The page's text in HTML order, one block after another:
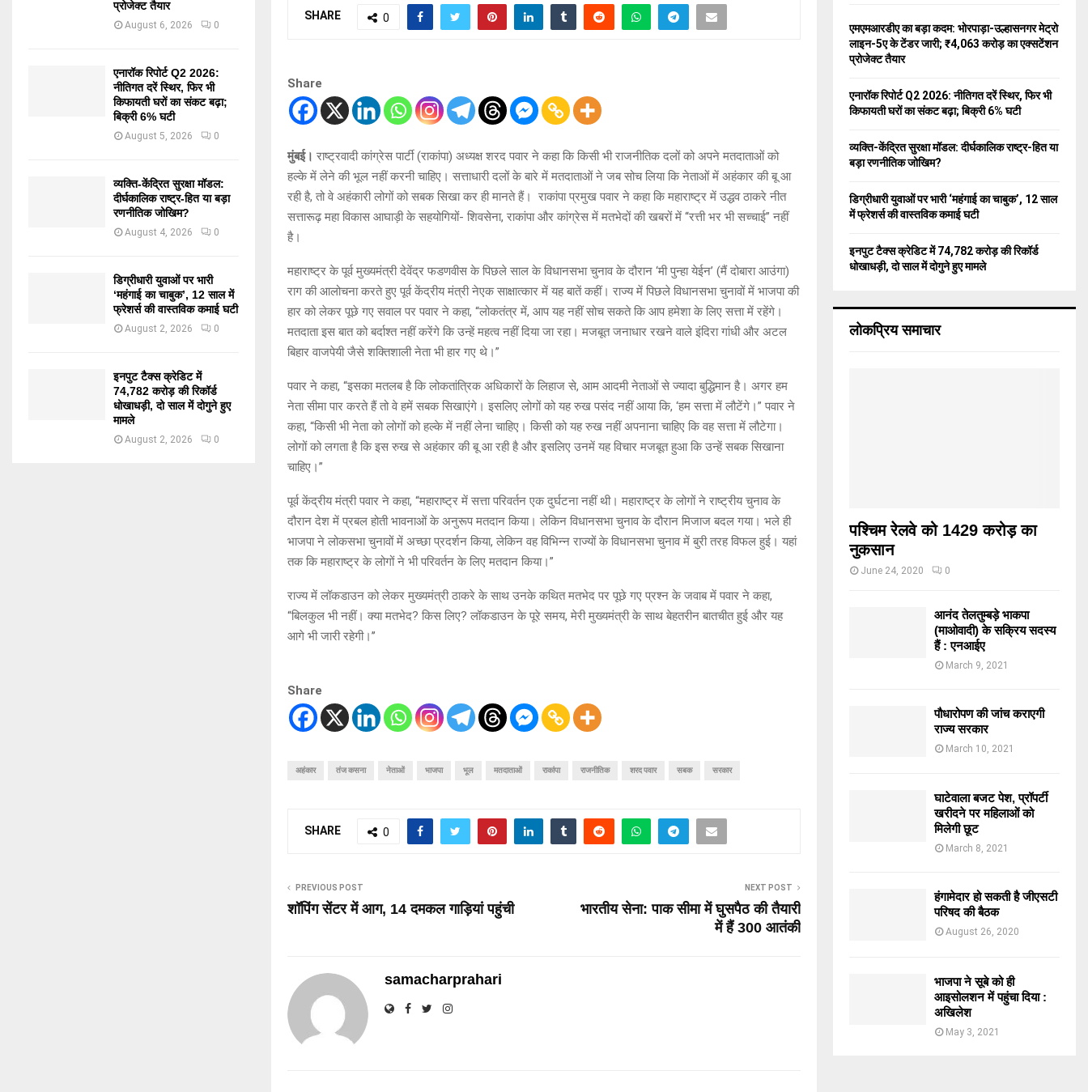
SHARE 0
Share
मुंबई। राष्ट्रवादी कांग्रेस पार्टी (राकांपा) अध्यक्ष शरद पवार ने कहा कि किसी भी राजनीतिक दलों को अपने मतदाताओं को
हल्के में लेने की भूल नहीं करनी चाहिए। सत्ताधारी दलों के बारे में मतदाताओं ने जब सोच लिया कि नेताओं में अहंकार की बू आ
रही है, तो वे अहंकारी लोगों को सबक सिखा कर ही मानते हैं। राकांपा प्रमुख पवार ने कहा कि महाराष्ट्र में उद्धव ठाकरे नीत
सत्तारूढ़ महा विकास आघाड़ी के सहयोगियों- शिवसेना, राकांपा और कांग्रेस में मतभेदों की खबरों में ‘‘रत्ती भर भी सच्चाई” नहीं
है।
महाराष्ट्र के पूर्व मुख्यमंत्री देवेंद्र फडणवीस के पिछले साल के विधानसभा चुनाव के दौरान ‘मी पुन्हा येईन’ (मैं दोबारा आउंगा)
राग की आलोचना करते हुए पूर्व केंद्रीय मंत्री नेएक साक्षात्कार में यह बातें कहीं। राज्य में पिछले विधानसभा चुनावों में भाजपा की
हार को लेकर पूछे गए सवाल पर पवार ने कहा, “लोकतंत्र में, आप यह नहीं सोच सकते कि आप हमेशा के लिए सत्ता में रहेंगे।
मतदाता इस बात को बर्दाश्त नहीं करेंगे कि उन्हें महत्व नहीं दिया जा रहा। मजबूत जनाधार रखने वाले इंदिरा गांधी और अटल
बिहार वाजपेयी जैसे शक्तिशाली नेता भी हार गए थे।”
पवार ने कहा, “इसका मतलब है कि लोकतांत्रिक अधिकारों के लिहाज से, आम आदमी नेताओं से ज्यादा बुद्धिमान है। अगर हम
नेता सीमा पार करते हैं तो वे हमें सबक सिखाएंगे। इसलिए लोगों को यह रुख पसंद नहीं आया कि, ‘हम सत्ता में लौटेंगे।” पवार ने
कहा, “किसी भी नेता को लोगों को हल्के में नहीं लेना चाहिए। किसी को यह रुख नहीं अपनाना चाहिए कि वह सत्ता में लौटेगा।
लोगों को लगता है कि इस रुख से अहंकार की बू आ रही है और इसलिए उनमें यह विचार मजबूत हुआ कि उन्हें सबक सिखाना
चाहिए।”
पूर्व केंद्रीय मंत्री पवार ने कहा, “महाराष्ट्र में सत्ता परिवर्तन एक दुर्घटना नहीं थी। महाराष्ट्र के लोगों ने राष्ट्रीय चुनाव के
दौरान देश में प्रबल होती भावनाओं के अनुरूप मतदान किया। लेकिन विधानसभा चुनाव के दौरान मिजाज बदल गया। भले ही
भाजपा ने लोकसभा चुनावों में अच्छा प्रदर्शन किया, लेकिन वह विभिन्न राज्यों के विधानसभा चुनाव में बुरी तरह विफल हुई। यहां
तक कि महाराष्ट्र के लोगों ने भी परिवर्तन के लिए मतदान किया।”
राज्य में लॉकडाउन को लेकर मुख्यमंत्री ठाकरे के साथ उनके कथित मतभेद पर पूछे गए प्रश्न के जवाब में पवार ने कहा,
“बिलकुल भी नहीं। क्या मतभेद? किस लिए? लॉकडाउन के पूरे समय, मेरी मुख्यमंत्री के साथ बेहतरीन बातचीत हुई और यह
आगे भी जारी रहेगी।’’
Share
अहंकार तंज कसना नेताओं भाजपा भूल मतदाताओं राकांपा राजनीतिक शरद पवार सबक सरकार
SHARE 0
PREVIOUS POST
शॉपिंग सेंटर में आग, 14 दमकल गाड़ियां पहुंची
NEXT POST
भारतीय सेना: पाक सीमा में घुसपैठ की तैयारी
में हैं 300 आतंकी
samacharprahari
प्रोजेक्ट तैयार
August 6, 2026 0
एनारॉक रिपोर्ट Q2 2026:
नीतिगत दरें स्थिर, फिर भी
किफायती घरों का संकट बढ़ा;
बिक्री 6% घटी
August 5, 2026 0
व्यक्ति-केंद्रित सुरक्षा मॉडल:
दीर्घकालिक राष्ट्र-हित या बड़ा
रणनीतिक जोखिम?
August 4, 2026 0
डिग्रीधारी युवाओं पर भारी
‘महंगाई का चाबुक’, 12 साल में
फ्रेशर्स की वास्तविक कमाई घटी
August 2, 2026 0
इनपुट टैक्स क्रेडिट में
74,782 करोड़ की रिकॉर्ड
धोखाधड़ी, दो साल में दोगुने हुए
मामले
August 2, 2026 0
o
r
:
R
एमएमआरडीए का बड़ा कदम: भोरपाड़ा-उल्हासनगर मेट्रो
लाइन-5ए के टेंडर जारी; ₹4,063 करोड़ का एक्सटेंशन
प्रोजेक्ट तैयार
एनारॉक रिपोर्ट Q2 2026: नीतिगत दरें स्थिर, फिर भी
किफायती घरों का संकट बढ़ा; बिक्री 6% घटी
व्यक्ति-केंद्रित सुरक्षा मॉडल: दीर्घकालिक राष्ट्र-हित या
बड़ा रणनीतिक जोखिम?
डिग्रीधारी युवाओं पर भारी ‘महंगाई का चाबुक’, 12 साल
में फ्रेशर्स की वास्तविक कमाई घटी
इनपुट टैक्स क्रेडिट में 74,782 करोड़ की रिकॉर्ड
धोखाधड़ी, दो साल में दोगुने हुए मामले
लोकप्रिय समाचार
पश्चिम रेलवे को 1429 करोड़ का
नुकसान
June 24, 2020 0
आनंद तेलतुम्बड़े भाकपा
(माओवादी) के सक्रिय सदस्य
हैं : एनआईए
March 9, 2021
पौधारोपण की जांच कराएगी
राज्य सरकार
March 10, 2021
घाटेवाला बजट पेश, प्रॉपर्टी
खरीदने पर महिलाओं को
मिलेगी छूट
March 8, 2021
हंगामेदार हो सकती है जीएसटी
परिषद की बैठक
August 26, 2020
भाजपा ने सूबे को ही
आइसोलशन में पहुंचा दिया :
अखिलेश
May 3, 2021